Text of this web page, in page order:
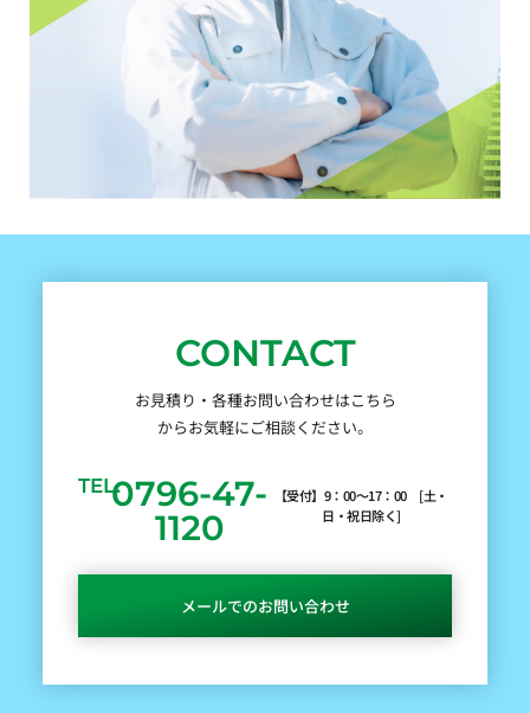
CONTACT
お見積り・各種お問い合わせはこちら
からお気軽にご相談ください。
TEL.0796-47-
1120
【受付】9：00～17：00 [土・
日・祝日除く]
メールでのお問い合わせ